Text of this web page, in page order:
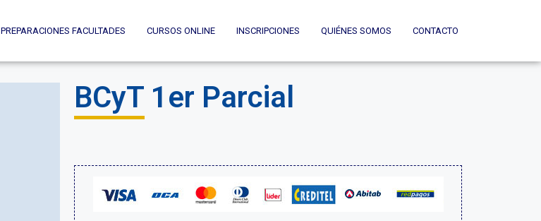
PREPARACIONES FACULTADES CURSOS ONLINE INSCRIPCIONES QUIÉNES SOMOS CONTACTO
BCyT 1er Parcial